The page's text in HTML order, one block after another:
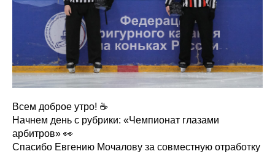
Всем доброе утро! ☕
Начнем день с рубрики: «Чемпионат глазами
арбитров» 👀
Спасибо Евгению Мочалову за совместную отработку